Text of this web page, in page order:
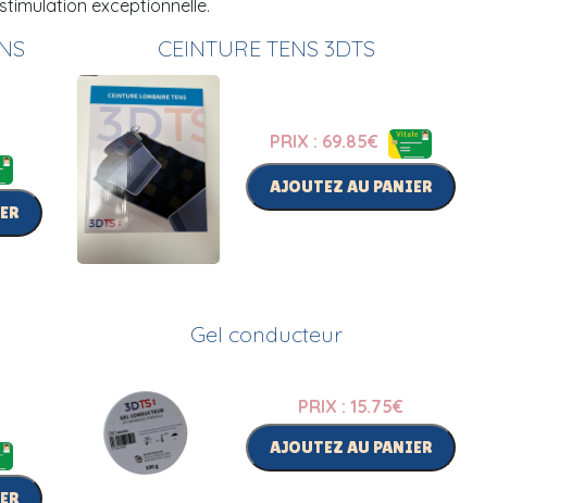
exceptionnelle.
CEINTURE TENS 3DTS
PRIX : 69.85€
AJOUTEZ AU PANIER
Gel conducteur
PRIX : 15.75€
AJOUTEZ AU PANIER